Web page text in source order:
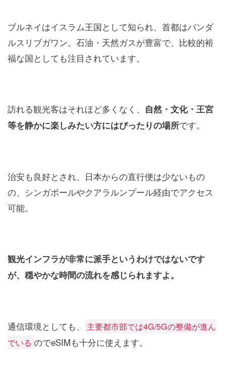
ブルネイはイスラム王国として知られ、首都はバンダ
ルスリブガワン。石油・天然ガスが豊富で、比較的裕
福な国としても注目されています。
訪れる観光客はそれほど多くなく、
自然・文化・王宮
等を静かに楽しみたい方にはぴったりの場所です。
治安も良好とされ、日本からの直行便は少ないもの
の、シンガポールやクアラルンプール経由でアクセス
可能。
観光インフラが非常に派手というわけではないです
が、穏やかな時間の流れを感じられますよ。
通信環境としても、
主要都市部では4G/5Gの整備が進ん
でいる のでeSIMも十分に使えます。